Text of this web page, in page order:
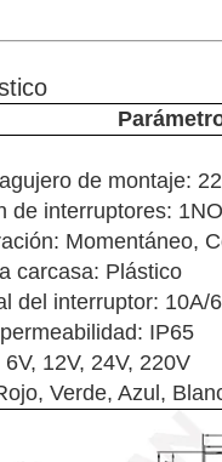
de montaje:
de interruptores:
Momentáneo,
carcasa: Plástico
del interruptor: 10A/
IP65
12V, 24V, 220V
Verde, Azul,